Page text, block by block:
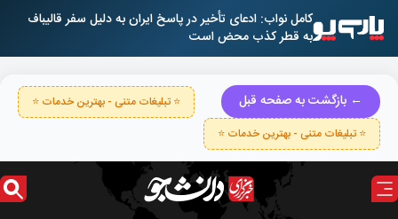
کامل نواب: ادعای تأخیر در پاسخ ایران به دلیل سفر قالیباف
به قطر کذب محض است
← بازگشت به صفحه قبل
⭐ تبلیغات متنی - بهترین خدمات ⭐
⭐ تبلیغات متنی - بهترین خدمات ⭐